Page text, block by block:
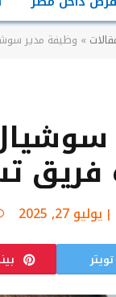
» وظيفة مدير
فريق
يوليو 27, 2025
تويتر